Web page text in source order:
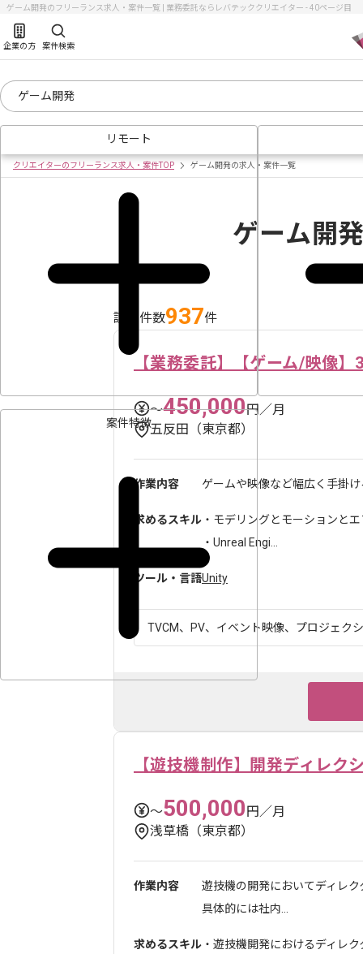
ゲーム開発のフリーランス求人・案件一覧 | 業務委託ならレバテッククリエイター - 40ページ目
企業の方 案件検索
リモート
案件特徴
クリエイターのフリーランス求人・案件TOP ゲーム開発の求人・案件一覧
ゲーム開
該当件数937件
【業務委託】【ゲーム/映像
〜450,000円／月
五反田（東京都）
作業内容 ゲームや映像など幅広く手掛
求めるスキル ・モデリングとモーションと
・Unreal Engi...
ツール・言語Unity
TVCM、PV、イベント映像、プロジェク
【遊技機制作】開発ディレク
〜500,000円／月
浅草橋（東京都）
作業内容
遊技機の開発においてディレ
具体的には社内...
求めるスキル ・遊技機開発におけるディレ